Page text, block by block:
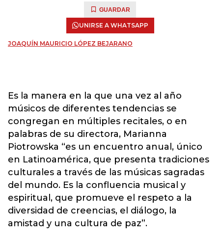
GUARDAR
UNIRSE A WHATSAPP
JOAQUÍN MAURICIO LÓPEZ BEJARANO
Es la manera en la que una vez al año
músicos de diferentes tendencias se
congregan en múltiples recitales, o en
palabras de su directora, Marianna
Piotrowska “es un encuentro anual, único
en Latinoamérica, que presenta tradiciones
culturales a través de las músicas sagradas
del mundo. Es la confluencia musical y
espiritual, que promueve el respeto a la
diversidad de creencias, el diálogo, la
amistad y una cultura de paz”.